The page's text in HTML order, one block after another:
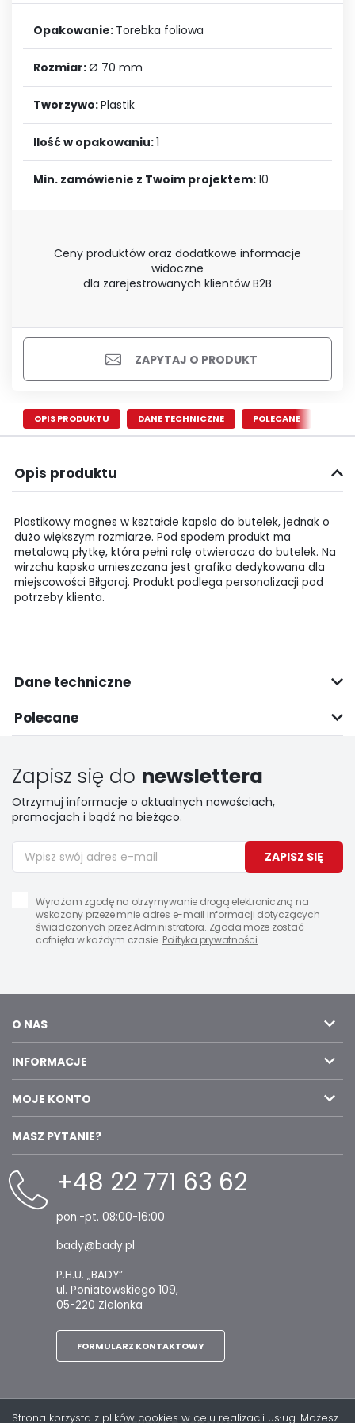
Opakowanie: Torebka foliowa
Rozmiar:Ø 70 mm
Tworzywo:Plastik
Ilość w opakowaniu:1
Min. zamówienie z Twoim projektem:10
Ceny produktów oraz dodatkowe informacje
widoczne
dla zarejestrowanych klientów B2B
ZAPYTAJ O PRODUKT
OPIS PRODUKTU DANE TECHNICZNE POLECANE
Opis produktu
Plastikowy magnes w kształcie kapsla do butelek, jednak o
dużo większym rozmiarze. Pod spodem produkt ma
metalową płytkę, która pełni rolę otwieracza do butelek. Na
wirzchu kapska umieszczana jest grafika dedykowana dla
miejscowości Biłgoraj. Produkt podlega personalizacji pod
potrzeby klienta.
Dane techniczne
Polecane
Zapisz się do newslettera
Otrzymuj informacje o aktualnych nowościach,
promocjach i bądź na bieżąco.
ZAPISZ SIĘ
Wyrażam zgodę na otrzymywanie drogą elektroniczną na
wskazany przeze mnie adres e-mail informacji dotyczących
świadczonych przez Administratora. Zgoda może zostać
cofnięta w każdym czasie. Polityka prywatności
O NAS
INFORMACJE
MOJE KONTO
MASZ PYTANIE?
+48 22 771 63 62
pon.-pt. 08:00-16:00
bady@bady.pl
P.H.U. „BADY”
ul. Poniatowskiego 109,
05-220 Zielonka
FORMULARZ KONTAKTOWY
Strona korzysta z plików cookies w celu realizacji usług. Możesz